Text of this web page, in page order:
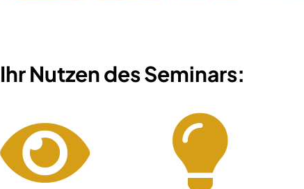
Ihr Nutzen des Seminars: